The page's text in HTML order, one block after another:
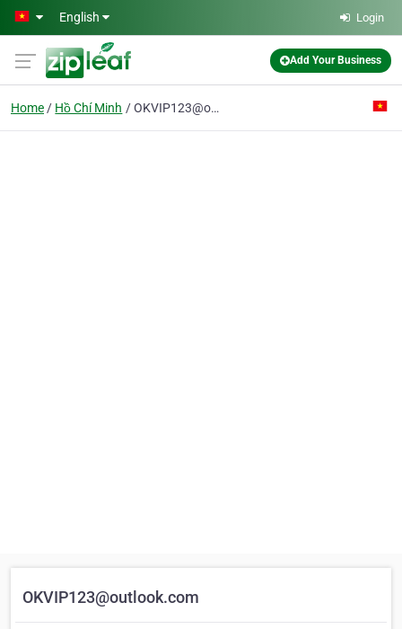
Skip to main content
English Login
Add Your Business
Home Hồ Chí Minh OKVIP123@outlook.com
OKVIP123@outlook.com